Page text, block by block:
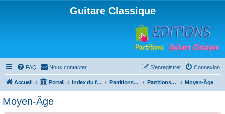
Guitare Classique
FAQ Nous contacter Connexion
S’enregistrer
Accueil Portail Index du forum Partitions pour guitare en libre téléchargement Partitions classées par compositeur Moyen-Âge
Moyen-Âge